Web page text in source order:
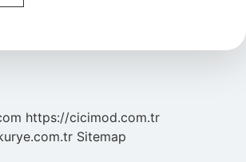
Özel
Kim
https://cicimod.com.tr
Sitemap